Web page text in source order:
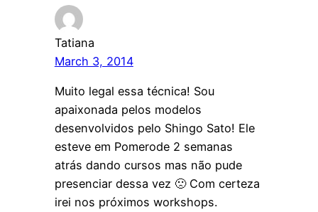
Tatiana
March 3, 2014
Muito legal essa técnica! Sou
apaixonada pelos modelos
desenvolvidos pelo Shingo Sato! Ele
esteve em Pomerode 2 semanas
atrás dando cursos mas não pude
presenciar dessa vez 🙁 Com certeza
irei nos próximos workshops.